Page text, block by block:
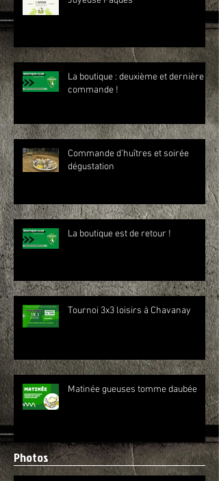
La boutique : deuxième et dernière
commande !
Commande d'huîtres et soirée
dégustation
La boutique est de retour !
Tournoi 3x3 loisirs à Chavanay
Matinée gueuses tomme daubée
Photos